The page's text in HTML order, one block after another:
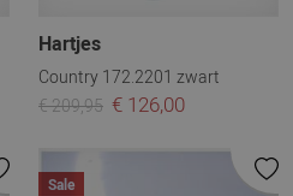
Hartjes
Country 172.2201 zwart
€ 209,95 € 126,00
Sale